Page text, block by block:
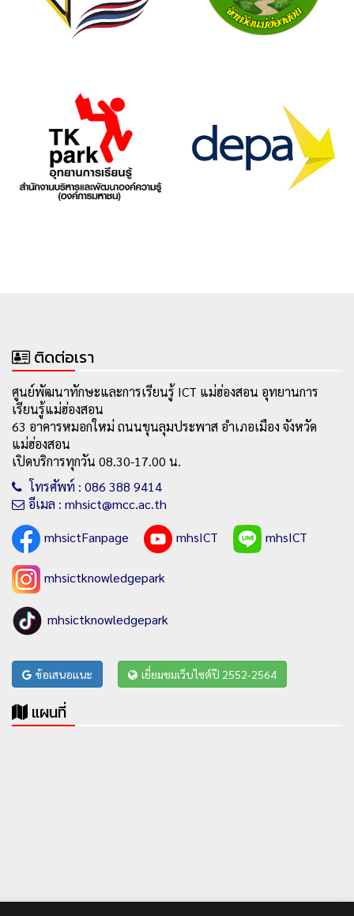
ติดต่อเรา
ศูนย์พัฒนาทักษะและการเรียนรู้ ICT แม่ฮ่องสอน อุทยานการ
เรียนรู้แม่ฮ่องสอน
63 อาคารหมอกใหม่ ถนนขุนลุมประพาส อำเภอเมือง จังหวัด
แม่ฮ่องสอน
เปิดบริการทุกวัน 08.30-17.00 น.
โทรศัพท์ : 086 388 9414
อีเมล : mhsict@mcc.ac.th
mhsictFanpage
mhsICT mhsICT
mhsictknowledgepark
mhsictknowledgepark
ข้อเสนอแนะ เยี่ยมชมเว็บไซต์ปี 2552-2564
แผนที่